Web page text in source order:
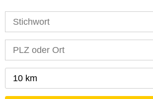
10 km